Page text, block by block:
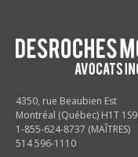
4350, rue Beaubien Est
Montréal (Québec) H1T 1S9
1-855-624-8737 (MAÎTRES)
514 596-1110